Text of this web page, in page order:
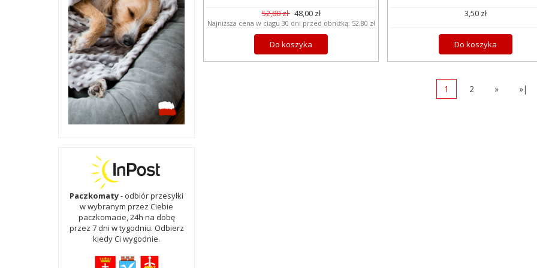
52,80 zł 48,00 zł
Najniższa cena w ciągu 30 dni przed obniżką: 52,80 zł
Do koszyka
3,50 zł
Do koszyka
1 2 » »|
Paczkomaty- odbiór przesyłki
w wybranym przez Ciebie
paczkomacie, 24h na dobę
przez 7 dni w tygodniu. Odbierz
kiedy Ci wygodnie.